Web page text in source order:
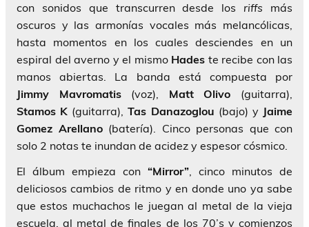
con sonidos que transcurren desde los riffs más
oscuros y las armonías vocales más melancólicas,
hasta momentos en los cuales desciendes en un
espiral del averno y el mismo Hades te recibe con las
manos abiertas. La banda está compuesta por
Jimmy Mavromatis(voz), Matt Olivo (guitarra),
Stamos K (guitarra),Tas Danazoglou (bajo) y Jaime
Gomez Arellano(batería). Cinco personas que con
solo 2 notas te inundan de acidez y espesor cósmico.
El álbum empieza con “Mirror”, cinco minutos de
deliciosos cambios de ritmo y en donde uno ya sabe
que estos muchachos le juegan al metal de la vieja
escuela, al metal de finales de los 70’s y comienzos